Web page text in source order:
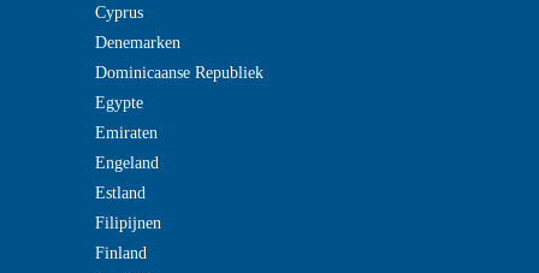
Cyprus
Denemarken
Dominicaanse Republiek
Egypte
Emiraten
Engeland
Estland
Filipijnen
Finland